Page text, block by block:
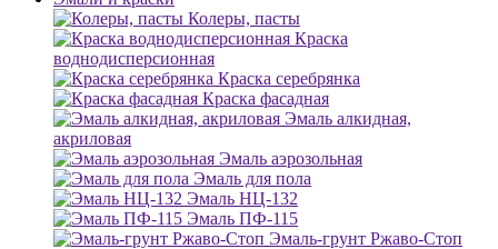
Колеры, пасты
Краска
воднодисперсионная
Краска серебрянка
Краска фасадная
Эмаль алкидная,
акриловая
Эмаль аэрозольная
Эмаль для пола
Эмаль НЦ-132
Эмаль ПФ-115
Эмаль-грунт Ржаво-Стоп